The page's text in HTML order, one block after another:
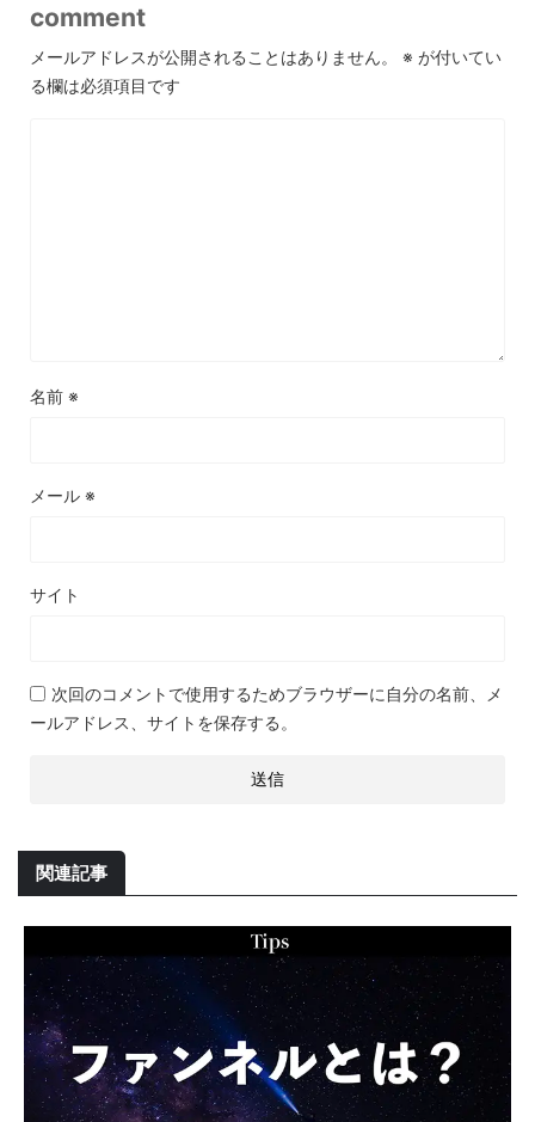
comment
メールアドレスが公開されることはありません。 ※ が付いてい
る欄は必須項目です
名前 ※
メール ※
サイト
次回のコメントで使用するためブラウザーに自分の名前、メ
ールアドレス、サイトを保存する。
関連記事